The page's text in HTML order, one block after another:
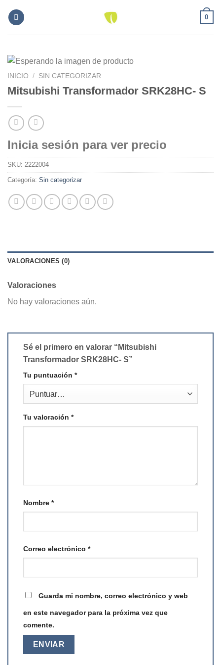
0
INICIO / SIN CATEGORIZAR
Mitsubishi Transformador SRK28HC- S
Inicia sesión para ver precio
SKU: 2222004
Categoría: Sin categorizar
VALORACIONES (0)
Valoraciones
No hay valoraciones aún.
Sé el primero en valorar “Mitsubishi
Transformador SRK28HC- S”
Tu puntuación *
Tu valoración *
Nombre *
Correo electrónico *
Guarda mi nombre, correo electrónico y web
en este navegador para la próxima vez que
comente.